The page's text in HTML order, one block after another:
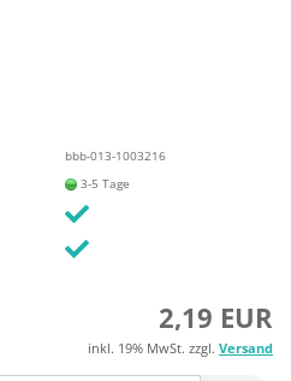
bbb-013-1003216
3-5 Tage
2,19 EUR
inkl. 19% MwSt. zzgl. Versand